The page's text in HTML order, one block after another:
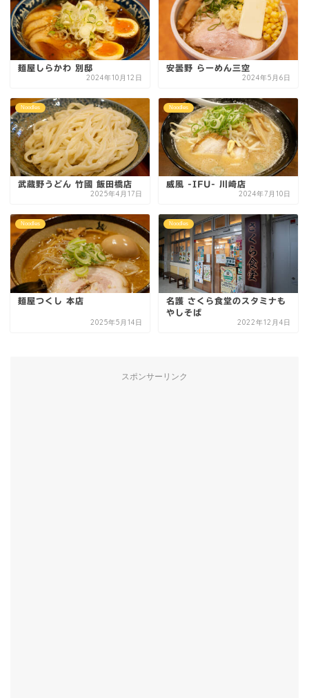
麺屋しらかわ 別邸
2024年10月12日
安曇野 らーめん三空
2024年5月6日
Noodles
武蔵野うどん 竹國 飯田橋店
2025年4月17日
Noodles
威風 -IFU- 川崎店
2024年7月10日
Noodles
麺屋つくし 本店
2025年5月14日
Noodles
名護 さくら食堂のスタミナも
やしそば
2022年12月4日
スポンサーリンク